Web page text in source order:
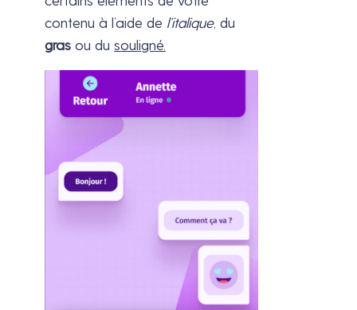
contenu à l’aide de l’italique, du
gras ou du souligné.